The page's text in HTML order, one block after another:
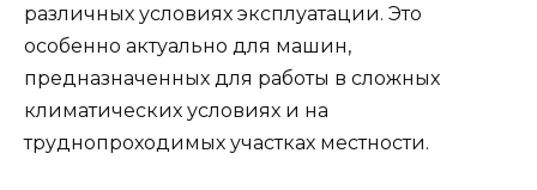
различных условиях эксплуатации. Это
особенно актуально для машин,
предназначенных для работы в сложных
климатических условиях и на
труднопроходимых участках местности.